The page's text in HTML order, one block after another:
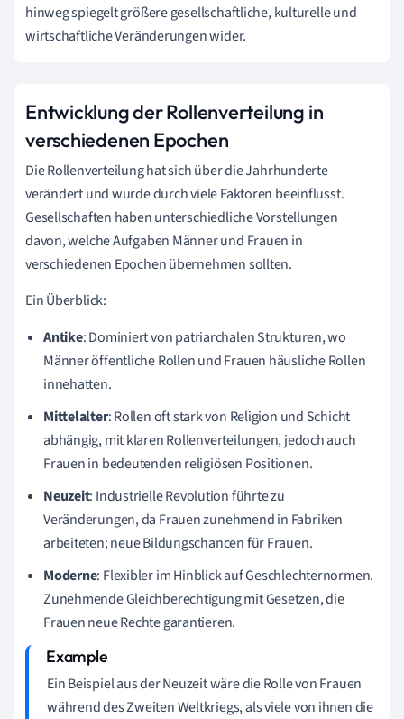
hinweg spiegelt größere gesellschaftliche, kulturelle und
wirtschaftliche Veränderungen wider.
Entwicklung der Rollenverteilung in
verschiedenen Epochen
Die Rollenverteilung hat sich über die Jahrhunderte
verändert und wurde durch viele Faktoren beeinflusst.
Gesellschaften haben unterschiedliche Vorstellungen
davon, welche Aufgaben Männer und Frauen in
verschiedenen Epochen übernehmen sollten.
Ein Überblick:
Antike: Dominiert von patriarchalen Strukturen, wo
Männer öffentliche Rollen und Frauen häusliche Rollen
innehatten.
Mittelalter: Rollen oft stark von Religion und Schicht
abhängig, mit klaren Rollenverteilungen, jedoch auch
Frauen in bedeutenden religiösen Positionen.
Neuzeit: Industrielle Revolution führte zu
Veränderungen, da Frauen zunehmend in Fabriken
arbeiteten; neue Bildungschancen für Frauen.
Moderne: Flexibler im Hinblick auf Geschlechternormen.
Zunehmende Gleichberechtigung mit Gesetzen, die
Frauen neue Rechte garantieren.
Ein Beispiel aus der Neuzeit wäre die Rolle von Frauen
während des Zweiten Weltkriegs, als viele von ihnen die